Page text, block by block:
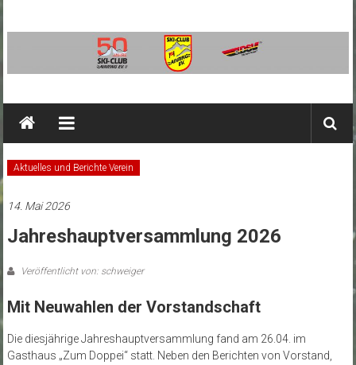
SC
Ainring
Ski-
Club
Ainring
Aktuelles und Berichte Verein
14. Mai 2026
Jahreshauptversammlung 2026
Veröffentlicht von: schweiger
Mit Neuwahlen der Vorstandschaft
Die diesjährige Jahreshauptversammlung fand am 26.04. im
Gasthaus „Zum Doppei“ statt. Neben den Berichten von Vorstand,